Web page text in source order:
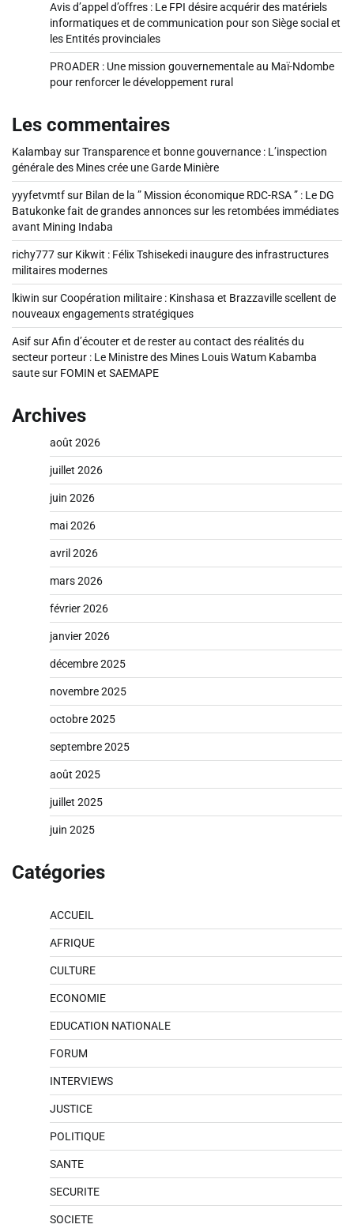
Avis d’appel d’offres : Le FPI désire acquérir des matériels
informatiques et de communication pour son Siège social et
les Entités provinciales
PROADER : Une mission gouvernementale au Maï-Ndombe
pour renforcer le développement rural
Les commentaires
KalambaysurTransparence et bonne gouvernance : L’inspection
générale des Mines crée une Garde Minière
yyyfetvmtfsur Bilan de la ” Mission économique RDC-RSA ” : Le DG
Batukonke fait de grandes annonces sur les retombées immédiates
avant Mining Indaba
richy777sur Kikwit : Félix Tshisekedi inaugure des infrastructures
militaires modernes
lkiwin surCoopération militaire : Kinshasa et Brazzaville scellent de
nouveaux engagements stratégiques
AsifsurAfin d’écouter et de rester au contact des réalités du
secteur porteur : Le Ministre des Mines Louis Watum Kabamba
saute sur FOMIN et SAEMAPE
Archives
août 2026
juillet 2026
juin 2026
mai 2026
avril 2026
mars 2026
février 2026
janvier 2026
décembre 2025
novembre 2025
octobre 2025
septembre 2025
août 2025
juillet 2025
juin 2025
Catégories
ACCUEIL
AFRIQUE
CULTURE
ECONOMIE
EDUCATION NATIONALE
FORUM
INTERVIEWS
JUSTICE
POLITIQUE
SANTE
SECURITE
SOCIETE